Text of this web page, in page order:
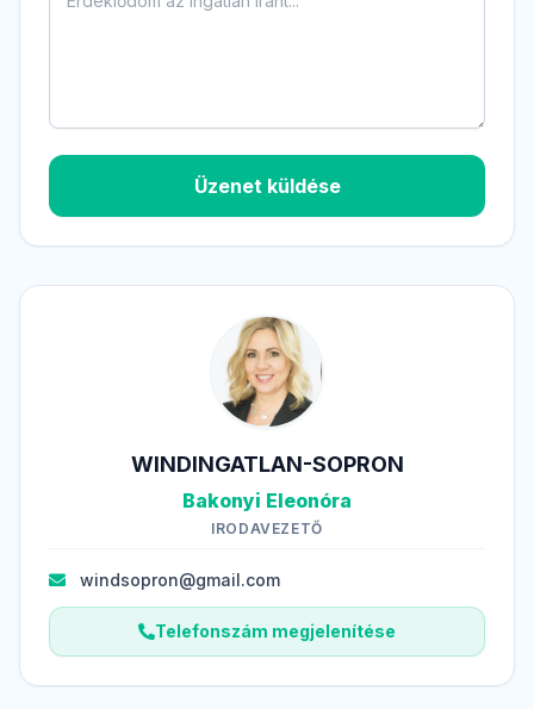
Üzenet küldése
WINDINGATLAN-SOPRON
Bakonyi Eleonóra
IRODAVEZETŐ
windsopron@gmail.com
Telefonszám megjelenítése